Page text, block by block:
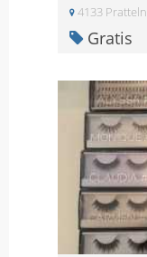
4133 Pratteln
Gratis